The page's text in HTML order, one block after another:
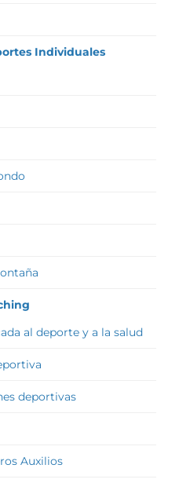
Individuales
al deporte y a la salud
deportivas
Auxilios